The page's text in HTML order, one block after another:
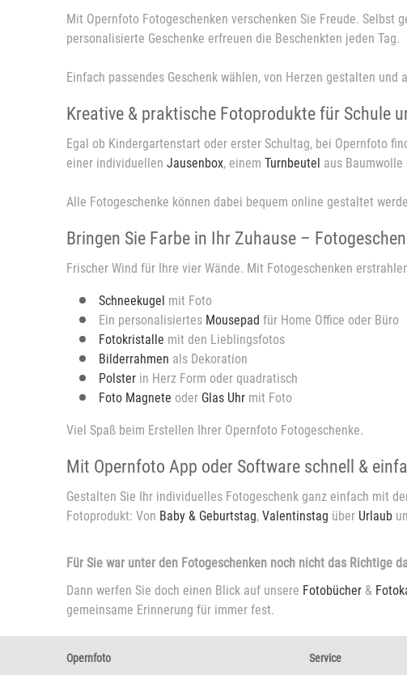
Mit Opernfoto Fotogeschenken verschenken Sie Freude. Selbst
personalisierte Geschenke erfreuen die Beschenkten jeden Tag.
Einfach passendes Geschenk wählen, von Herzen gestalten und
Kreative & praktische Fotoprodukte für Schule
Egal ob Kindergartenstart oder erster Schultag, bei Opernfoto
einer individuellen Jausenbox, einem Turnbeutel aus
Alle Fotogeschenke können dabei bequem online gestaltet
Bringen Sie Farbe in Ihr Zuhause –
Frischer Wind für Ihre vier Wände. Mit Fotogeschenken
Schneekugel mit Foto
Ein personalisiertes Mousepad für Home Office oder Büro
Fotokristalle mit den Lieblingsfotos
Bilderrahmen als Dekoration
Polster in Herz Form oder quadratisch
Foto Magnete oder Glas Uhr mit Foto
Viel Spaß beim Erstellen Ihrer Opernfoto Fotogeschenke.
Mit Opernfoto App oder Software schnell &
Gestalten Sie Ihr individuelles Fotogeschenk ganz einfach mit
Fotoprodukt: Von Baby & Geburtstag, Valentinstag über Urlaub
Für Sie war unter den Fotogeschenken noch nicht das Richtige
Dann werfen Sie doch einen Blick auf unsere Fotobücher &
gemeinsame Erinnerung für immer fest.
Opernfoto Service